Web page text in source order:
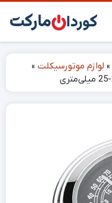
» لوازم موتورسیکلت »